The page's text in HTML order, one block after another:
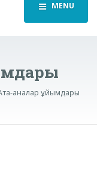
MENU
аналар ұйымдары